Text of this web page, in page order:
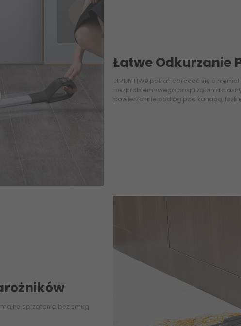
Łatwe Odkurzanie
JIMMY HW9 potrafi obracać się o
bezproblemowego posprzątania
powierzchnie podłóg pod kanapą,
sprzątanie bez smug